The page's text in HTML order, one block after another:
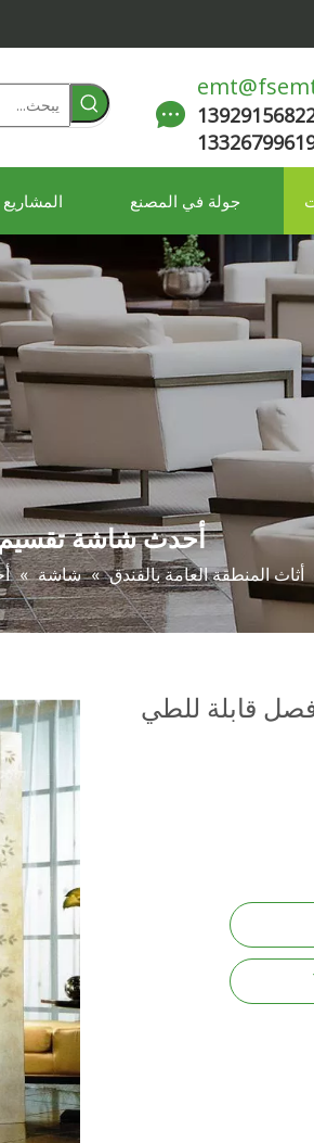
جولة في المصنع المشاريع
أحدث شاشة
أثاث المنطقة العامة بالفندق » شاشة »
قابلة للطي